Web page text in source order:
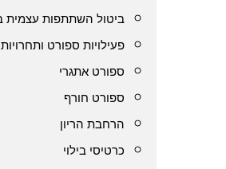
ביטול השתתפות עצמית
פעילויות ספורט ותחרויות
ספורט אתגרי
ספורט חורף
הרחבת הריון
כרטיסי בילוי